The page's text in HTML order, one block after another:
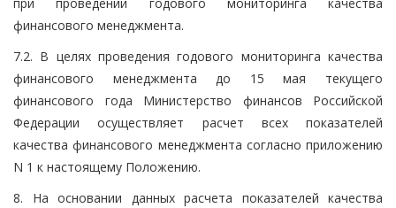
финансового менеджмента.
7.2. В целях проведения годового мониторинга качества
финансового менеджмента до 15 мая текущего
финансового года Министерство финансов Российской
Федерации осуществляет расчет всех показателей
качества финансового менеджмента согласно приложению
N 1 к настоящему Положению.
8. На основании данных расчета показателей качества